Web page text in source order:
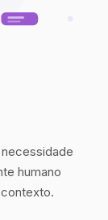
humano